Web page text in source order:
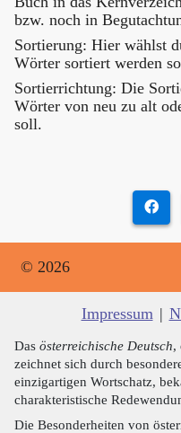
bzw. noch in
Sortierung: Hier wählst
Wörter sortiert werden
Sortierrichtung: Die
Wörter von neu zu alt
soll.
© 2026
Impressum |
Das österreichische Deutsch,
zeichnet sich durch
einzigartigen Wortschatz,
charakteristische
Die Besonderheiten von